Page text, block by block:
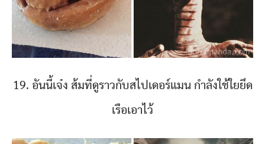
19. อันนี้เจ๋ง ส้มที่ดูราวกับสไปเดอร์แมน กำลังใช้ใยยึด
เรือเอาไว้